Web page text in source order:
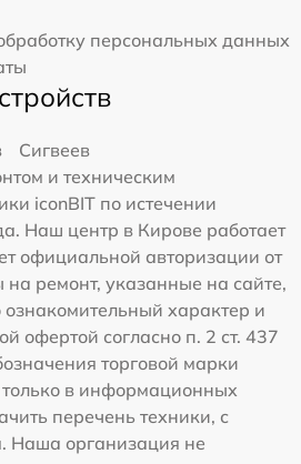
персональных данных
Сигвеев
и техническим
iconBIT по истечении
Наш центр в Кирове работает
официальной авторизации от
ремонт, указанные на сайте,
ознакомительный характер и
офертой согласно п. 2 ст. 437
торговой марки
в информационных
перечень техники, с
Наша организация не